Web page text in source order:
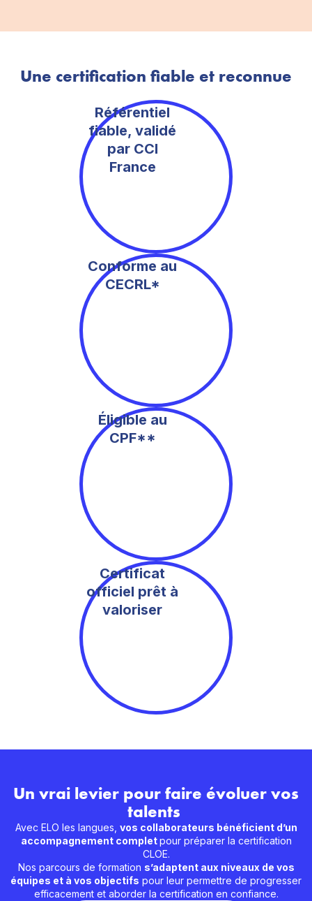
Une certification fiable et reconnue
Référentiel
fiable, validé
par CCI
France
Conforme au
CECRL*
Éligible au
CPF**
Certificat
officiel prêt à
valoriser
Un vrai levier pour faire évoluer vos
talents
Avec ELO les langues, vos collaborateurs bénéficient d’un
accompagnement completpour préparer la certification
CLOE.
Nos parcours de formation s’adaptent aux niveaux de vos
équipes et à vos objectifs pour leur permettre de progresser
efficacement et aborder la certification en confiance.